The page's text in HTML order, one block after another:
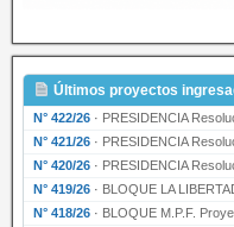
Últimos proyectos
N° 422/26 · PRESIDENCIA
N° 421/26 · PRESIDENCIA
N° 420/26 · PRESIDENCIA
N° 419/26 · BLOQUE LA LIBERTAD
N° 418/26 · BLOQUE M.P.F. Proyecto de